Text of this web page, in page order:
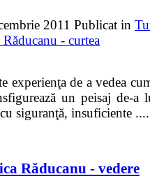
2011 Publicat in
experienţa de a vedea
un peisaj de-a
siguranţă, insuficiente ....
Răducanu - vedere